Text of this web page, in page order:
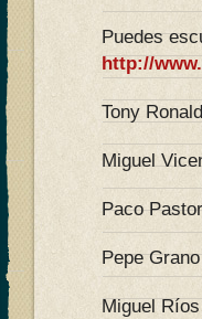
Puedes
http://
Tony
Miguel
Paco
Pepe
Miguel